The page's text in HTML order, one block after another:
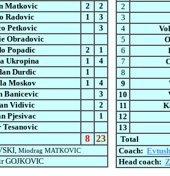
Matkovic 2
2
Radovic 1
3
Petkovic
3
Obradovic
Popadic 2
1
Ukropina 1
4
Durdic
1
Moskov 1
4
Banicevic
3
Vidivic
2
Pjesivac
1
Tesanovic
8 23
Miodrag MATKOVIC
GOJKOVIC
2
3
4
5
6
7
8
9
10
11
12
13
Total
Coach:
Head coach: